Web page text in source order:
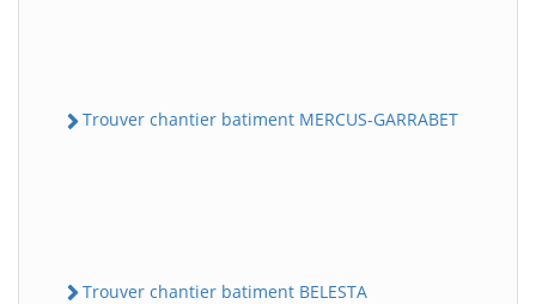
Trouver chantier batiment MERCUS-GARRABET
Trouver chantier batiment BELESTA